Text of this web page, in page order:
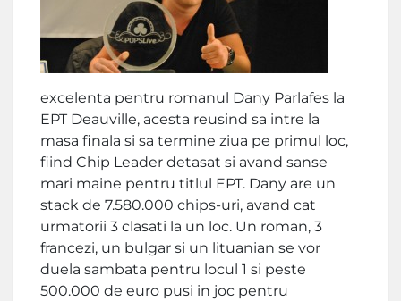
excelenta pentru romanul Dany Parlafes la
EPT Deauville, acesta reusind sa intre la
masa finala si sa termine ziua pe primul loc,
fiind Chip Leader detasat si avand sanse
mari maine pentru titlul EPT. Dany are un
stack de 7.580.000 chips-uri, avand cat
urmatorii 3 clasati la un loc. Un roman, 3
francezi, un bulgar si un lituanian se vor
duela sambata pentru locul 1 si peste
500.000 de euro pusi in joc pentru